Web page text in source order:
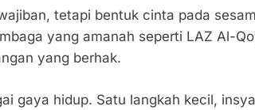
tetapi bentuk cinta pada
yang amanah seperti LAZ Al-
yang berhak.
gaya hidup. Satu langkah kecil,